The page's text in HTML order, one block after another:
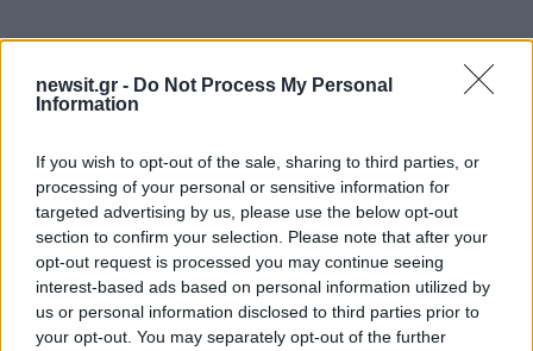
newsit.gr - Do Not Process My Personal
Information
If you wish to opt-out of the sale, sharing to third parties, or
processing of your personal or sensitive information for
targeted advertising by us, please use the below opt-out
section to confirm your selection. Please note that after your
opt-out request is processed you may continue seeing
interest-based ads based on personal information utilized by
us or personal information disclosed to third parties prior to
your opt-out. You may separately opt-out of the further
Αν τα χάσατε